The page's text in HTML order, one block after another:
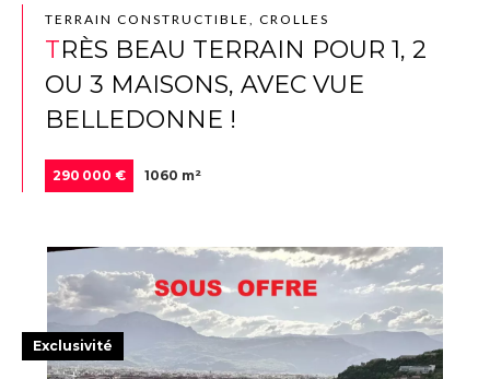
TERRAIN CONSTRUCTIBLE, CROLLES
TRÈS BEAU TERRAIN POUR 1, 2
OU 3 MAISONS, AVEC VUE
BELLEDONNE !
290 000 € 1060 m²
Exclusivité